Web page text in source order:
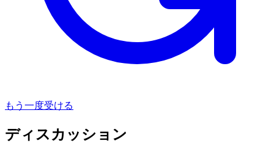
もう一度受ける
ディスカッション